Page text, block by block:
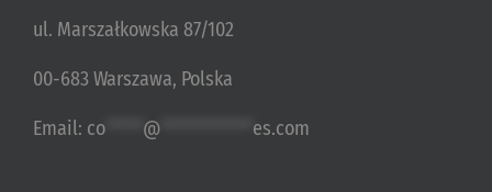
ul. Marszałkowska 87/102
00-683 Warszawa, Polska
Email: co @ es.com